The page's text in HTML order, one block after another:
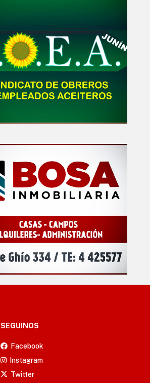
SEGUINOS
Facebook
Instagram
Twitter